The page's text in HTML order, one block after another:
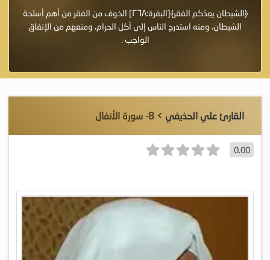
﴿الشيطان يعِدُكم الفقر﴾[البقرة:٢٦٨] الخوف من الفقر من أهم أسلحة
الشيطان، ومنه استدرج الناس إلى أكل الحرام، ومنعهم من الإنفاق
الواجب .
القارئ علي الحذيفي > 8- سورة الأنفال
0.00